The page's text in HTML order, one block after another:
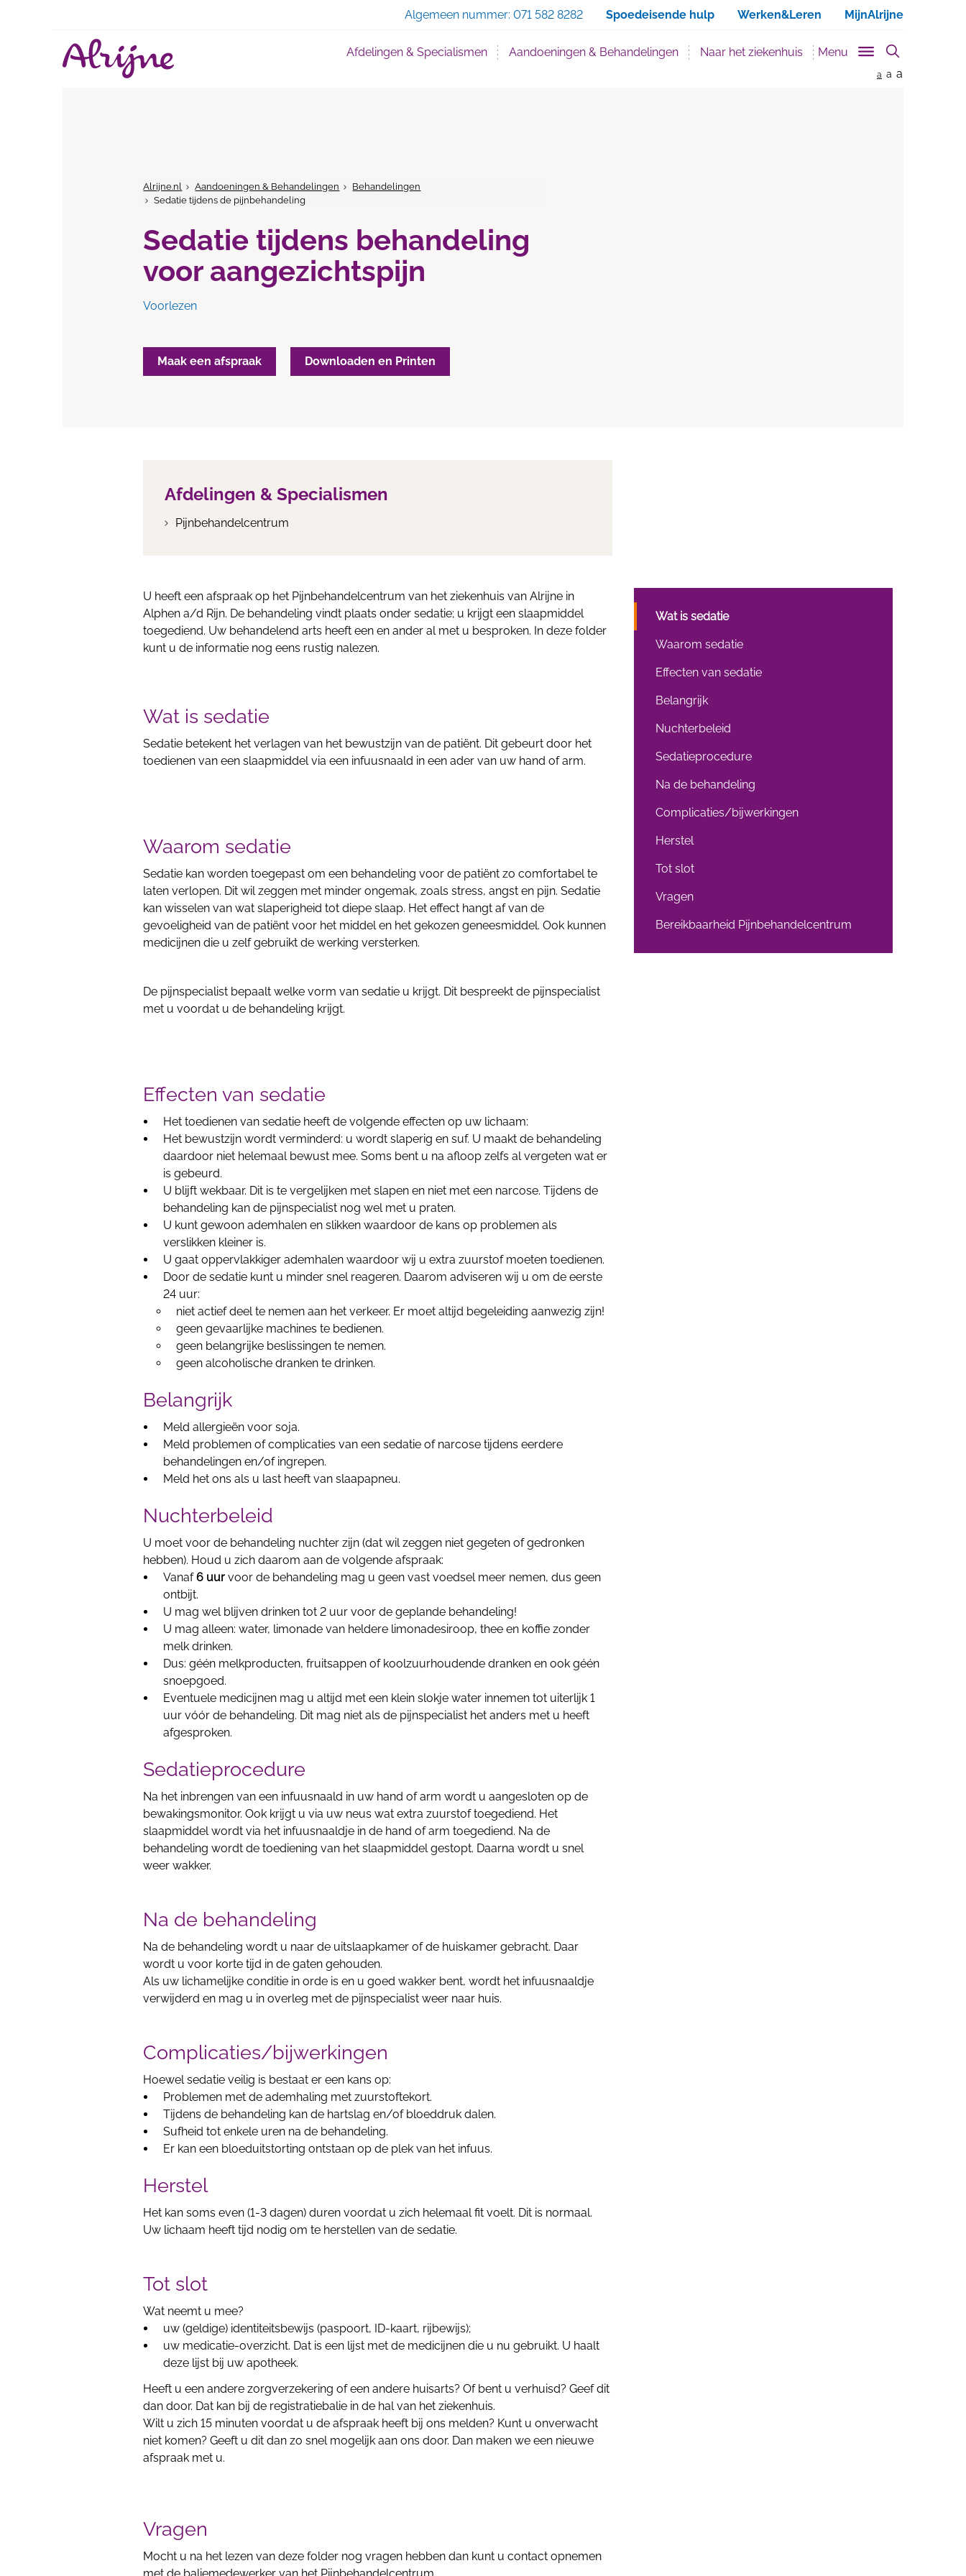
Algemeen nummer: 071 582 8282 Spoedeisende hulp Werken&Leren MijnAlrijne
Afdelingen & Specialismen Aandoeningen & Behandelingen Naar het ziekenhuis Menu
a a a
Alrijne.nl Aandoeningen & Behandelingen
Behandelingen
Sedatie tijdens de pijnbehandeling
Sedatie tijdens behandeling
voor aangezichtspijn
Voorlezen
Maak een afspraak Downloaden en Printen
Afdelingen & Specialismen
Pijnbehandelcentrum
U heeft een afspraak op het Pijnbehandelcentrum van het ziekenhuis van Alrijne in
Alphen a/d Rijn. De behandeling vindt plaats onder sedatie; u krijgt een slaapmiddel
toegediend. Uw behandelend arts heeft een en ander al met u besproken. In deze folder
kunt u de informatie nog eens rustig nalezen.
Wat is sedatie
Sedatie betekent het verlagen van het bewustzijn van de patiënt. Dit gebeurt door het
toedienen van een slaapmiddel via een infuusnaald in een ader van uw hand of arm.
Waarom sedatie
Sedatie kan worden toegepast om een behandeling voor de patiënt zo comfortabel te
laten verlopen. Dit wil zeggen met minder ongemak, zoals stress, angst en pijn. Sedatie
kan wisselen van wat slaperigheid tot diepe slaap. Het effect hangt af van de
gevoeligheid van de patiënt voor het middel en het gekozen geneesmiddel. Ook kunnen
medicijnen die u zelf gebruikt de werking versterken.
De pijnspecialist bepaalt welke vorm van sedatie u krijgt. Dit bespreekt de pijnspecialist
met u voordat u de behandeling krijgt.
Effecten van sedatie
Het toedienen van sedatie heeft de volgende effecten op uw lichaam:
Het bewustzijn wordt verminderd: u wordt slaperig en suf. U maakt de behandeling
daardoor niet helemaal bewust mee. Soms bent u na afloop zelfs al vergeten wat er
is gebeurd.
U blijft wekbaar. Dit is te vergelijken met slapen en niet met een narcose. Tijdens de
behandeling kan de pijnspecialist nog wel met u praten.
U kunt gewoon ademhalen en slikken waardoor de kans op problemen als
verslikken kleiner is.
U gaat oppervlakkiger ademhalen waardoor wij u extra zuurstof moeten toedienen.
Door de sedatie kunt u minder snel reageren. Daarom adviseren wij u om de eerste
24 uur:
niet actief deel te nemen aan het verkeer. Er moet altijd begeleiding aanwezig zijn!
geen gevaarlijke machines te bedienen.
geen belangrijke beslissingen te nemen.
geen alcoholische dranken te drinken.
Belangrijk
Meld allergieën voor soja.
Meld problemen of complicaties van een sedatie of narcose tijdens eerdere
behandelingen en/of ingrepen.
Meld het ons als u last heeft van slaapapneu.
Nuchterbeleid
U moet voor de behandeling nuchter zijn (dat wil zeggen niet gegeten of gedronken
hebben). Houd u zich daarom aan de volgende afspraak:
Vanaf6 uur voor de behandeling mag u geen vast voedsel meer nemen, dus geen
ontbijt.
U mag wel blijven drinken tot 2 uur voor de geplande behandeling!
U mag alleen: water, limonade van heldere limonadesiroop, thee en koffie zonder
melk drinken.
Dus: géén melkproducten, fruitsappen of koolzuurhoudende dranken en ook géén
snoepgoed.
Eventuele medicijnen mag u altijd met een klein slokje water innemen tot uiterlijk 1
uur vóór de behandeling. Dit mag niet als de pijnspecialist het anders met u heeft
afgesproken.
Sedatieprocedure
Na het inbrengen van een infuusnaald in uw hand of arm wordt u aangesloten op de
bewakingsmonitor. Ook krijgt u via uw neus wat extra zuurstof toegediend. Het
slaapmiddel wordt via het infuusnaaldje in de hand of arm toegediend. Na de
behandeling wordt de toediening van het slaapmiddel gestopt. Daarna wordt u snel
weer wakker.
Na de behandeling
Na de behandeling wordt u naar de uitslaapkamer of de huiskamer gebracht. Daar
wordt u voor korte tijd in de gaten gehouden.
Als uw lichamelijke conditie in orde is en u goed wakker bent, wordt het infuusnaaldje
verwijderd en mag u in overleg met de pijnspecialist weer naar huis.
Complicaties/bijwerkingen
Hoewel sedatie veilig is bestaat er een kans op:
Problemen met de ademhaling met zuurstoftekort.
Tijdens de behandeling kan de hartslag en/of bloeddruk dalen.
Sufheid tot enkele uren na de behandeling.
Er kan een bloeduitstorting ontstaan op de plek van het infuus.
Herstel
Het kan soms even (1-3 dagen) duren voordat u zich helemaal fit voelt. Dit is normaal.
Uw lichaam heeft tijd nodig om te herstellen van de sedatie.
Tot slot
Wat neemt u mee?
uw (geldige) identiteitsbewijs (paspoort, ID-kaart, rijbewijs);
uw medicatie-overzicht. Dat is een lijst met de medicijnen die u nu gebruikt. U haalt
deze lijst bij uw apotheek.
Heeft u een andere zorgverzekering of een andere huisarts? Of bent u verhuisd? Geef dit
dan door. Dat kan bij de registratiebalie in de hal van het ziekenhuis.
Wilt u zich 15 minuten voordat u de afspraak heeft bij ons melden? Kunt u onverwacht
niet komen? Geeft u dit dan zo snel mogelijk aan ons door. Dan maken we een nieuwe
afspraak met u.
Vragen
Mocht u na het lezen van deze folder nog vragen hebben dan kunt u contact opnemen
Wat is sedatie
Waarom sedatie
Effecten van sedatie
Belangrijk
Nuchterbeleid
Sedatieprocedure
Na de behandeling
Complicaties/bijwerkingen
Herstel
Tot slot
Vragen
Bereikbaarheid Pijnbehandelcentrum